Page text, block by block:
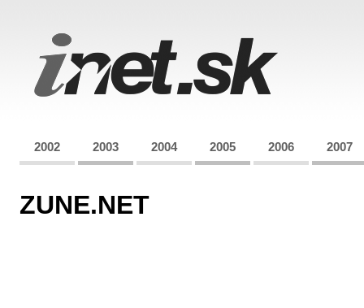
2002 2003 2004 2005 2006 2007
ZUNE.NET